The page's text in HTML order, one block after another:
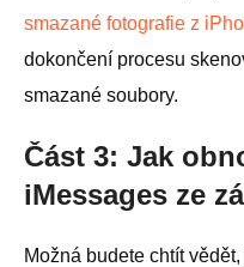
smazané fotografie z
dokončení procesu
smazané soubory.
Část 3: Jak
iMessages ze
Možná budete chtít